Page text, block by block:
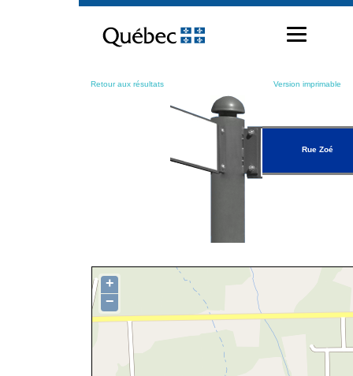
contenu
Retour aux résultats Version imprimable
Rue Zoé
+
−